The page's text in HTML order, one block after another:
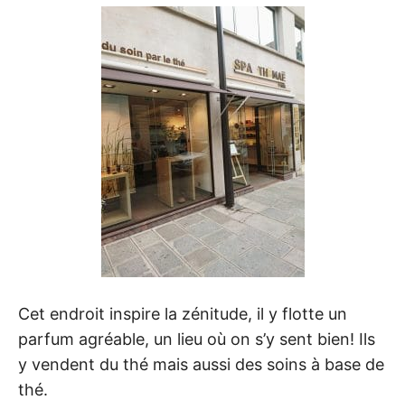
Cet endroit inspire la zénitude, il y flotte un
parfum agréable, un lieu où on s’y sent bien! Ils
y vendent du thé mais aussi des soins à base de
thé.